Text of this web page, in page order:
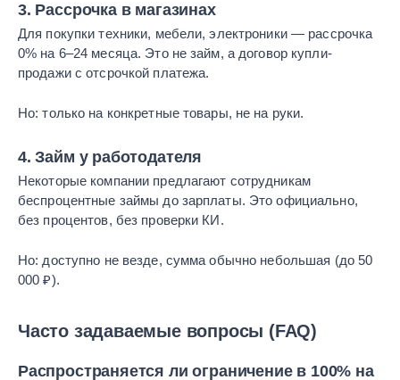
3. Рассрочка в магазинах
Для покупки техники, мебели, электроники — рассрочка
0% на 6–24 месяца. Это не займ, а договор купли-
продажи с отсрочкой платежа.
Но: только на конкретные товары, не на руки.
4. Займ у работодателя
Некоторые компании предлагают сотрудникам
беспроцентные займы до зарплаты. Это официально,
без процентов, без проверки КИ.
Но: доступно не везде, сумма обычно небольшая (до 50
000 ₽).
Часто задаваемые вопросы (FAQ)
Распространяется ли ограничение в 100% на